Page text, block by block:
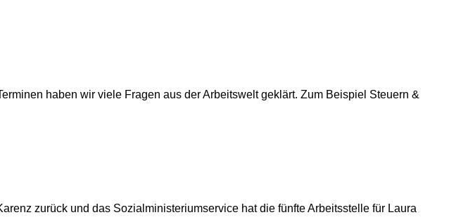
haben wir viele Fragen aus der Arbeitswelt geklärt. Zum Beispiel Steuern &
zurück und das Sozialministeriumservice hat die fünfte Arbeitsstelle für Laura